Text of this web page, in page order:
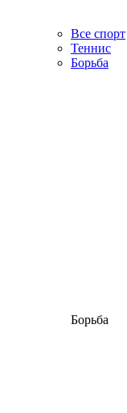
Все спорт
Теннис
Борьба
Борьба